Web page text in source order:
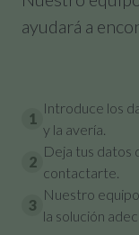
ayudará a
1
Introduce los
y la avería.
2
Deja tus datos
contactarte.
3
Nuestro
la solución